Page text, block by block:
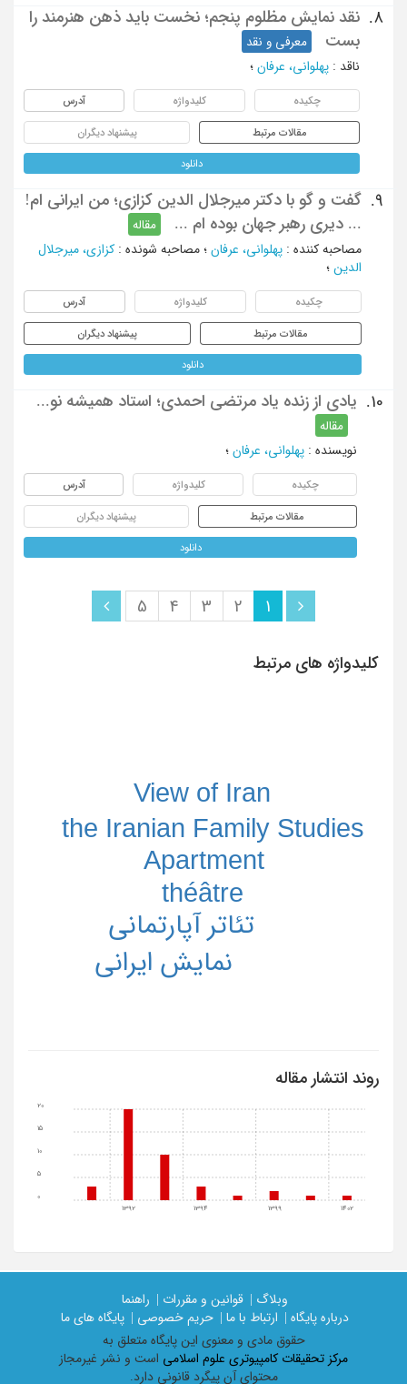
8.
نقد نمایش مظلوم پنجم؛ نخست باید ذهن هنرمند را
بست
معرفی و نقد
ناقد : پهلوانی، عرفان ؛
چکیده کلیدواژه آدرس
مقالات مرتبط پیشنهاد دیگران
دانلود
9.
گفت و گو با دکتر میرجلال الدین کزازی؛ من ایرانی ام!
... دیری رهبر جهان بوده ام ...
مقاله
مصاحبه کننده : پهلوانی، عرفان ؛ مصاحبه شونده : کزازی، میرجلال
الدین ؛
چکیده کلیدواژه آدرس
مقالات مرتبط پیشنهاد دیگران
دانلود
10. یادی از زنده یاد مرتضی احمدی؛ استاد همیشه نو...
مقاله
نویسنده : پهلوانی، عرفان ؛
چکیده کلیدواژه آدرس
مقالات مرتبط پیشنهاد دیگران
دانلود
1
2
3
4
5
کلیدواژه های مرتبط
Apartment
the Iranian Family Studies
théâtre
View of Iran
تئاتر آپارتمانی
نمایش ایرانی
روند انتشار مقاله
1392 1394 1399 1402
0
5
10
15
20
وبلاگ | قوانین و مقررات |
راهنما
درباره پایگاه |
ارتباط با ما | حریم خصوصی |
پایگاه های ما
حقوق مادی و معنوی اين پايگاه متعلق به
مرکز تحقیقات کامپیوتری علوم اسلامی است و نشر غیرمجاز
محتوای آن پیگرد قانونی دارد.